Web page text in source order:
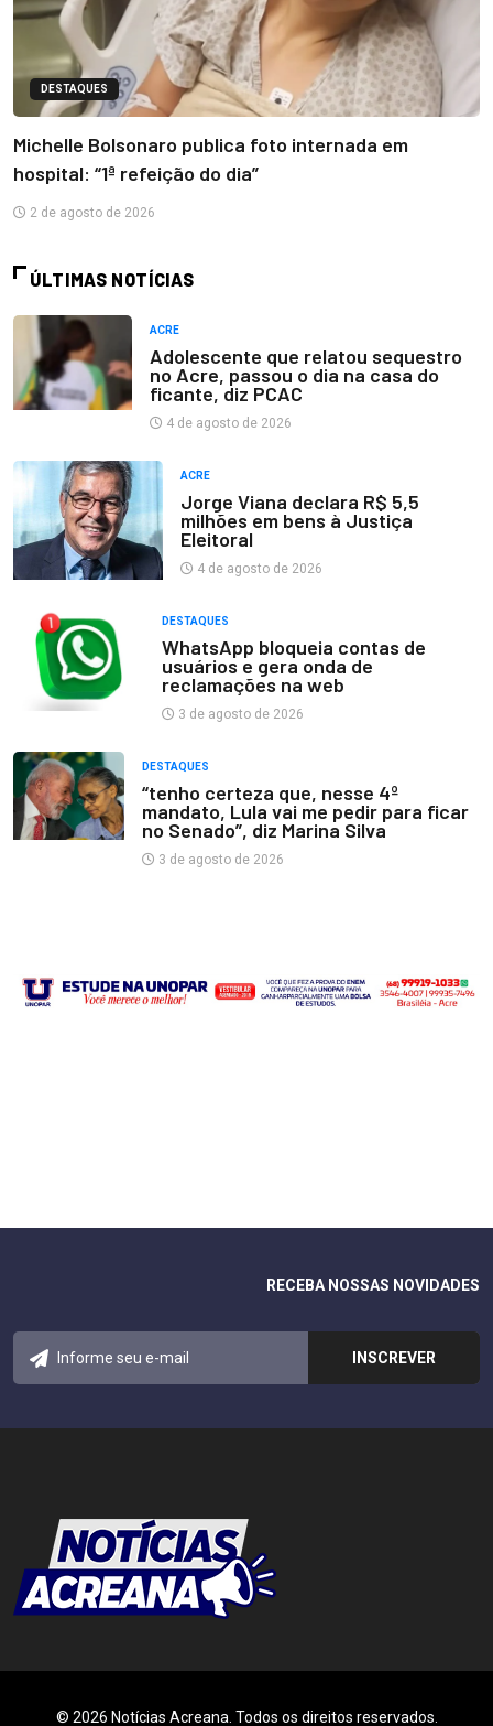
DESTAQUES
Michelle Bolsonaro publica foto internada em
hospital: “1ª refeição do dia”
2 de agosto de 2026
ÚLTIMAS NOTÍCIAS
ACRE
Adolescente que relatou sequestro
no Acre, passou o dia na casa do
ficante, diz PCAC
4 de agosto de 2026
ACRE
Jorge Viana declara R$ 5,5
milhões em bens à Justiça
Eleitoral
4 de agosto de 2026
DESTAQUES
WhatsApp bloqueia contas de
usuários e gera onda de
reclamações na web
3 de agosto de 2026
DESTAQUES
“tenho certeza que, nesse 4º
mandato, Lula vai me pedir para ficar
no Senado”, diz Marina Silva
3 de agosto de 2026
RECEBA NOSSAS NOVIDADES
© 2026 Notícias Acreana. Todos os direitos reservados.